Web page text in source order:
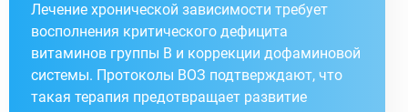
Лечение хронической зависимости требует
восполнения критического дефицита
витаминов группы B и коррекции дофаминовой
системы. Протоколы ВОЗ подтверждают, что
такая терапия предотвращает развитие